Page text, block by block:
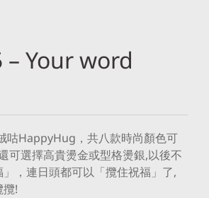
– Your word
咕HappyHug，共八款時尚顏色可
可選擇高貴燙金或型格燙銀,以後不
，連日頭都可以「攬住祝福」了,
攬!